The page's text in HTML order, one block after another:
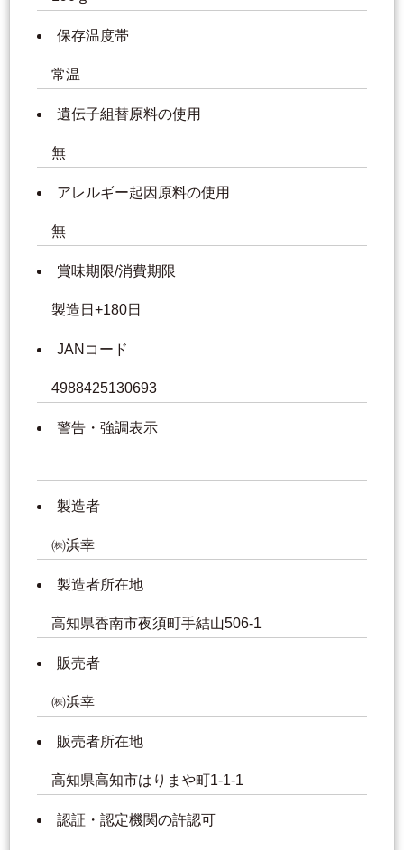
保存温度帯
常温
遺伝子組替原料の使用
無
アレルギー起因原料の使用
無
賞味期限/消費期限
製造日+180日
JANコード
4988425130693
警告・強調表示
製造者
㈱浜幸
製造者所在地
高知県香南市夜須町手結山506-1
販売者
㈱浜幸
販売者所在地
高知県高知市はりまや町1-1-1
認証・認定機関の許認可